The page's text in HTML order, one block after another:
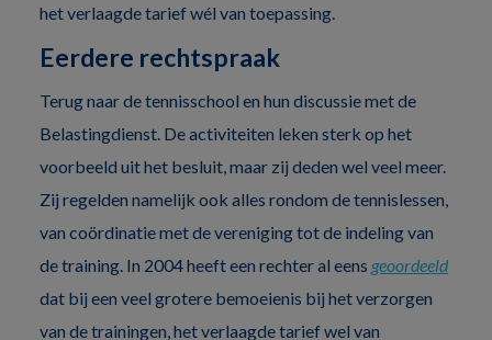
het verlaagde tarief wél van toepassing.
Eerdere rechtspraak
Terug naar de tennisschool en hun discussie met de
Belastingdienst. De activiteiten leken sterk op het
voorbeeld uit het besluit, maar zij deden wel veel meer.
Zij regelden namelijk ook alles rondom de tennislessen,
van coördinatie met de vereniging tot de indeling van
de training. In 2004 heeft een rechter al eens geoordeeld
dat bij een veel grotere bemoeienis bij het verzorgen
van de trainingen, het verlaagde tarief wel van